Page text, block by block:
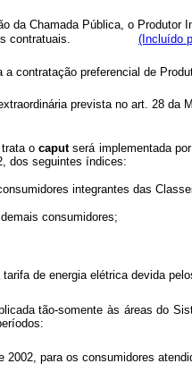
da Chamada Pública, o Produtor
contratuais. (Incluído
a contratação preferencial
prevista no art. 28 da
trata ocaputserá implementada
dos seguintes índices:
integrantes das
consumidores;
tarifa de energia elétrica devida
tão-somente às áreas do
2002, para os consumidores